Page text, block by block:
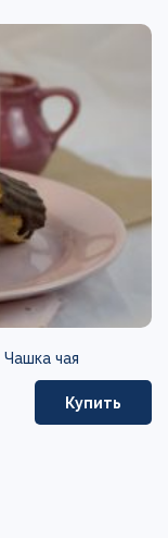
Чашка чая
Купить